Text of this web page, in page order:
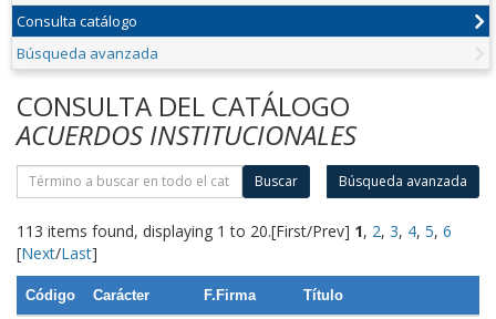
Consulta catálogo
Búsqueda avanzada
CONSULTA DEL CATÁLOGO
ACUERDOS INSTITUCIONALES
Buscar Búsqueda avanzada
113 items found, displaying 1 to 20.[First/Prev] 1, 2, 3, 4, 5, 6
[Next/Last]
Código Carácter F.Firma Título